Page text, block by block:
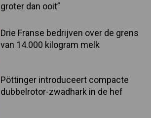
groter dan ooit”
Drie Franse bedrijven over de grens
van 14.000 kilogram melk
Pöttinger introduceert compacte
dubbelrotor-zwadhark in de hef